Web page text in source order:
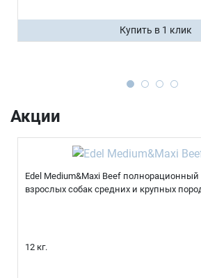
Купить в 1 клик
Акции
Edel Medium&Maxi Beef
взрослых собак средних и крупных
12 кг.